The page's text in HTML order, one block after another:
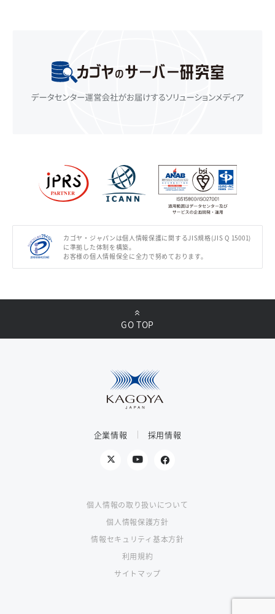
カゴヤ・ジャパンは個人情報保護に関するJIS規格(JIS Q 15001)
に準拠した体制を構築。
お客様の個人情報保全に全力で努めております。
企業情報 採用情報
個人情報の取り扱いについて
個人情報保護方針
情報セキュリティ基本方針
利用規約
サイトマップ
GO TOP